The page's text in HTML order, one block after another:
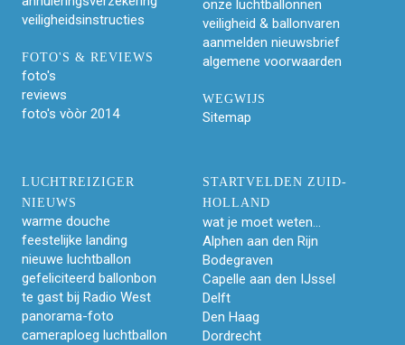
veiligheidsinstructies
FOTO'S & REVIEWS
foto's
reviews
foto's vòòr 2014
onze luchtballonnen
veiligheid & ballonvaren
aanmelden nieuwsbrief
algemene voorwaarden
WEGWIJS
Sitemap
LUCHTREIZIGER
NIEUWS
warme douche
feestelijke landing
nieuwe luchtballon
gefeliciteerd ballonbon
te gast bij Radio West
panorama-foto
cameraploeg luchtballon
STARTVELDEN ZUID-
HOLLAND
wat je moet weten...
Alphen aan den Rijn
Bodegraven
Capelle aan den IJssel
Delft
Den Haag
Dordrecht